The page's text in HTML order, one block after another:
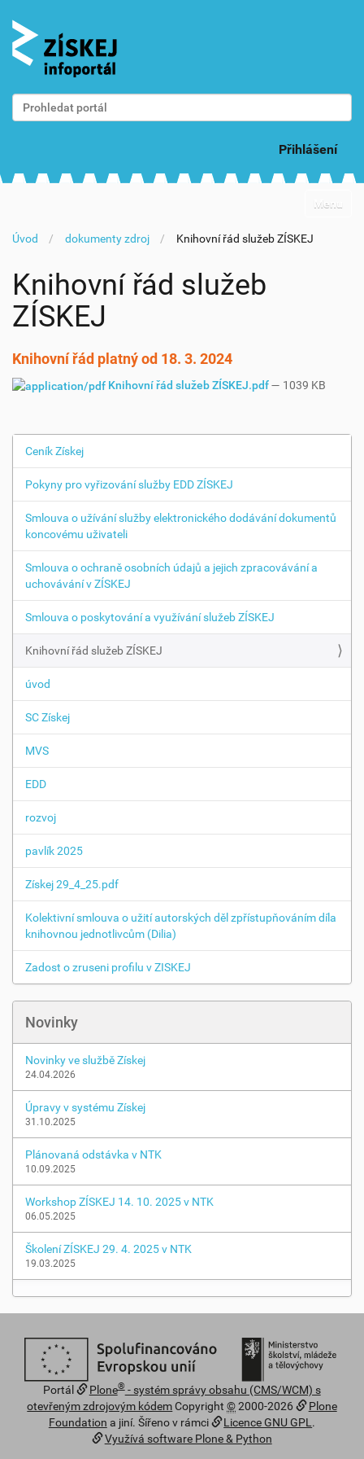
Vyhledat
Přihlášení
Toggle
Úvod dokumenty zdroj Knihovní řád služeb ZÍSKEJ
Knihovní řád služeb
ZÍSKEJ
Knihovní řád platný od 18. 3. 2024
Knihovní řád služeb ZÍSKEJ.pdf— 1039 KB
N
i
g
a
c
e
Ceník Získej
Pokyny pro vyřizování služby EDD ZÍSKEJ
Smlouva o užívání služby elektronického dodávání dokumentů
koncovému uživateli
Smlouva o ochraně osobních údajů a jejich zpracovávání a
uchovávání v ZÍSKEJ
Smlouva o poskytování a využívání služeb ZÍSKEJ
Knihovní řád služeb ZÍSKEJ
úvod
SC Získej
MVS
EDD
rozvoj
pavlík 2025
Získej 29_4_25.pdf
Kolektivní smlouva o užití autorských děl zpřístupňováním díla
knihovnou jednotlivcům (Dilia)
Zadost o zruseni profilu v ZISKEJ
Novinky
Novinky ve službě Získej
24.04.2026
Úpravy v systému Získej
31.10.2025
Plánovaná odstávka v NTK
10.09.2025
Workshop ZÍSKEJ 14. 10. 2025 v NTK
06.05.2025
Školení ZÍSKEJ 29. 4. 2025 v NTK
19.03.2025
Portál Plone®- systém správy obsahu (CMS/WCM) s
otevřeným zdrojovým kódemCopyright©2000-2026
Plone
Foundation a jiní. Šířeno v rámci Licence GNU GPL .
Využívá software Plone & Python